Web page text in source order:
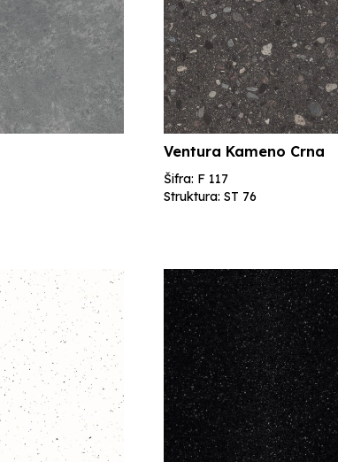
Ventura Kameno Crna
Šifra: F 117
Struktura: ST 76